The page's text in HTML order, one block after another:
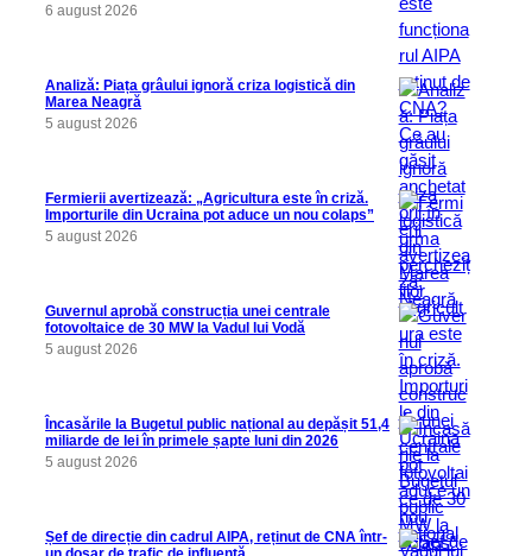
6 august 2026
Analiză: Piața grâului ignoră criza logistică din
Marea Neagră
5 august 2026
Fermierii avertizează: „Agricultura este în criză.
Importurile din Ucraina pot aduce un nou colaps”
5 august 2026
Guvernul aprobă construcția unei centrale
fotovoltaice de 30 MW la Vadul lui Vodă
5 august 2026
Încasările la Bugetul public național au depășit 51,4
miliarde de lei în primele șapte luni din 2026
5 august 2026
Șef de direcție din cadrul AIPA, reținut de CNA într-